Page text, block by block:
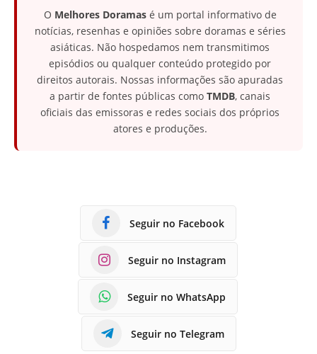
O Melhores Doramasé um portal informativo de
notícias, resenhas e opiniões sobre doramas e séries
asiáticas. Não hospedamos nem transmitimos
episódios ou qualquer conteúdo protegido por
direitos autorais. Nossas informações são apuradas
a partir de fontes públicas como TMDB, canais
oficiais das emissoras e redes sociais dos próprios
atores e produções.
Seguir no Facebook
Seguir no Instagram
Seguir no WhatsApp
Seguir no Telegram